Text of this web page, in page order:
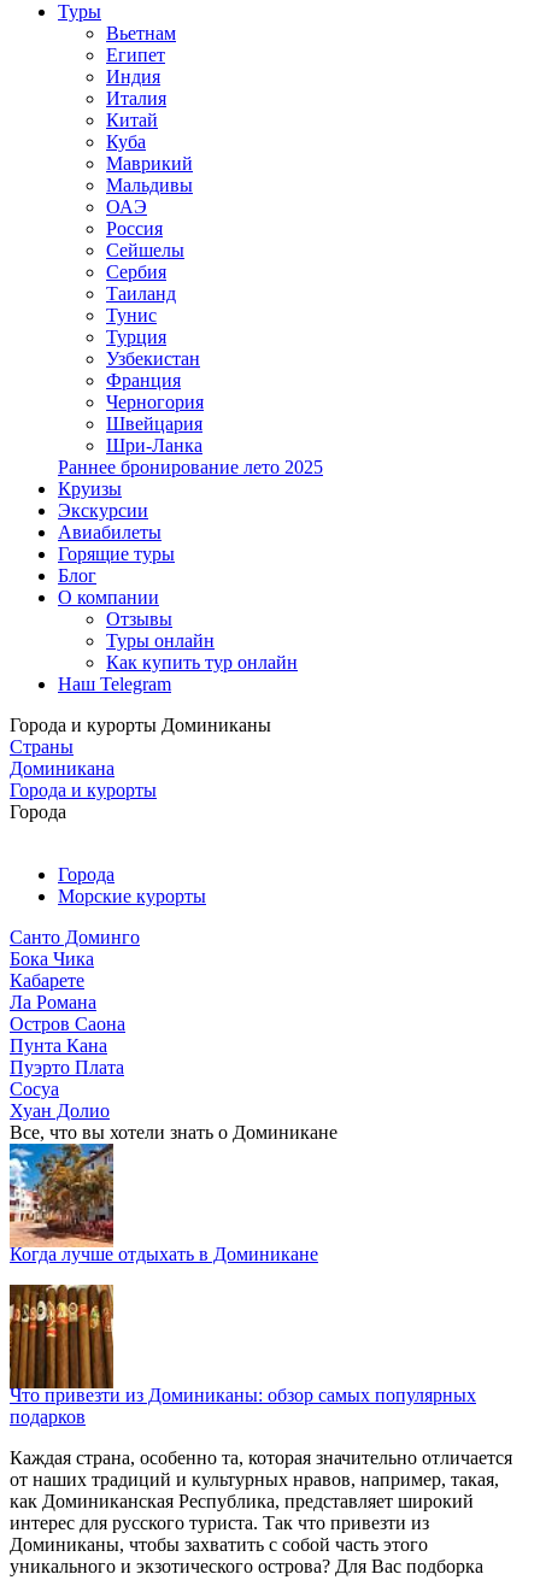
Туры
Вьетнам
Египет
Индия
Италия
Китай
Куба
Маврикий
Мальдивы
ОАЭ
Россия
Сейшелы
Сербия
Таиланд
Тунис
Турция
Узбекистан
Франция
Черногория
Швейцария
Шри-Ланка
Раннее бронирование лето 2025
Круизы
Экскурсии
Авиабилеты
Горящие туры
Блог
О компании
Отзывы
Туры онлайн
Как купить тур онлайн
Наш Telegram
Города и курорты Доминиканы
Страны
Доминикана
Города и курорты
Города
Города
Морские курорты
Санто Доминго
Бока Чика
Кабарете
Ла Романа
Остров Саона
Пунта Кана
Пуэрто Плата
Сосуа
Хуан Долио
Все, что вы хотели знать o Доминикане
Когда лучше отдыхать в Доминикане
Что привезти из Доминиканы: обзор самых популярных
подарков
Каждая страна, особенно та, которая значительно отличается
от наших традиций и культурных нравов, например, такая,
как Доминиканская Республика, представляет широкий
интерес для русского туриста. Так что привезти из
Доминиканы, чтобы захватить с собой часть этого
уникального и экзотического острова? Для Вас подборка